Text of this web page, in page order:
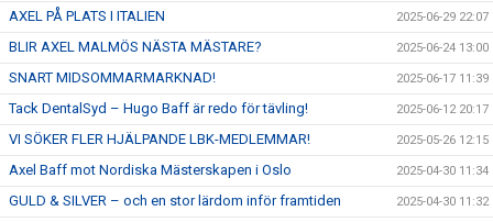
AXEL PÅ PLATS I ITALIEN 2025-06-29 22:07
BLIR AXEL MALMÖS NÄSTA MÄSTARE? 2025-06-24 13:00
SNART MIDSOMMARMARKNAD! 2025-06-17 11:39
Tack DentalSyd – Hugo Baff är redo för tävling! 2025-06-12 20:17
VI SÖKER FLER HJÄLPANDE LBK-MEDLEMMAR! 2025-05-26 12:15
Axel Baff mot Nordiska Mästerskapen i Oslo 2025-04-30 11:34
GULD & SILVER – och en stor lärdom inför framtiden 2025-04-30 11:32